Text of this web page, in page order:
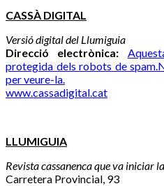
CASSÀ DIGITAL
Versió digital del Llumiguia
Direcció electrònica:
protegida dels robots de
per veure-la.
www.cassadigital.cat
LLUMIGUIA
Revista cassanenca que va iniciar
Carretera Provincial, 93